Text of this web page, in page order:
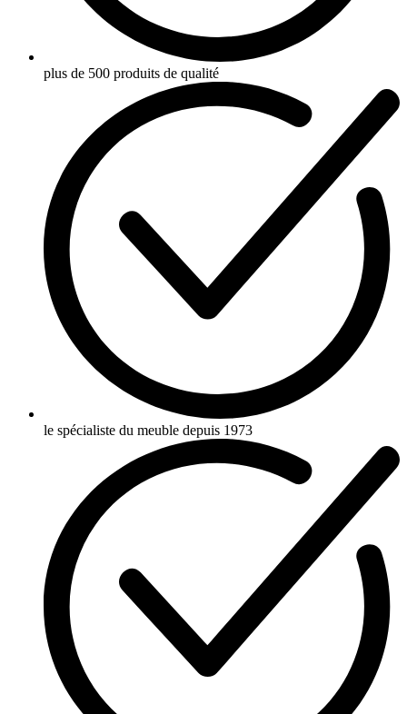
plus de 500 produits de qualité
le spécialiste du meuble depuis 1973